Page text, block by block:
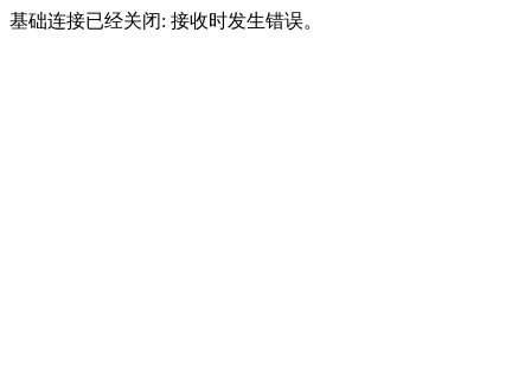
基础连接已经关闭: 接收时发生错误。